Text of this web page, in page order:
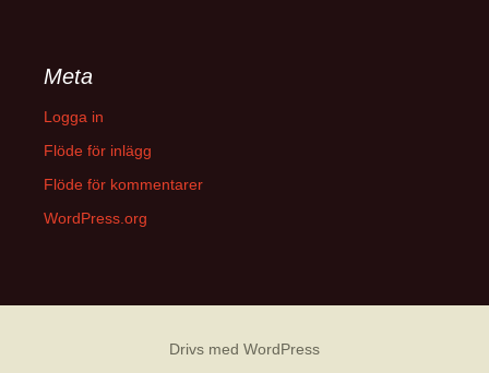
Meta
Logga in
Flöde för inlägg
Flöde för kommentarer
WordPress.org
Drivs med WordPress